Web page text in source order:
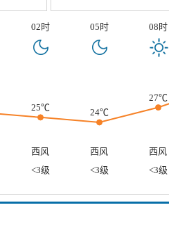
02时 05时 08时
25℃ 24℃
27℃
西风 西风
西风
<3级 <3级 <3级